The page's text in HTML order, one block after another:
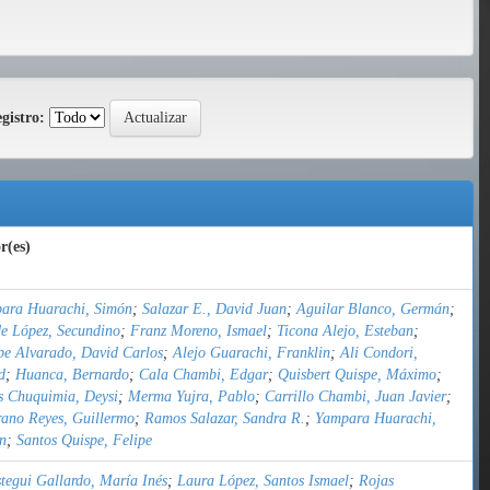
Huarachi, Simón; Salazar E., David Juan;Aguilar Blanco, Germán;
López, Secundino; Franz Moreno, Ismael; Ticona Alejo, Esteban;
Alvarado, David Carlos;Alejo Guarachi, Franklin;Ali Condori,
; Huanca, Bernardo; Cala Chambi, Edgar; Quisbert Quispe, Máximo;
Chuquimia, Deysi; Merma Yujra, Pablo; Carrillo Chambi, Juan Javier;
Reyes, Guillermo; Ramos Salazar, Sandra R. ; Yampara Huarachi,
; Santos Quispe, Felipe
Gallardo, María Inés; Laura López, Santos Ismael; Rojas